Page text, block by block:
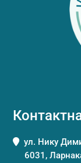
ул. Нику
6031,